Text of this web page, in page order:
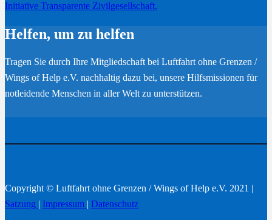
Initiative Transparente Zivilgesellschaft.
Helfen, um zu helfen
Tragen Sie durch Ihre Mitgliedschaft bei Luftfahrt ohne Grenzen /
Wings of Help e.V. nachhaltig dazu bei, unsere Hilfsmissionen für
notleidende Menschen in aller Welt zu unterstützen.
Copyright © Luftfahrt ohne Grenzen / Wings of Help e.V. 2021 |
Satzung | Impressum | Datenschutz